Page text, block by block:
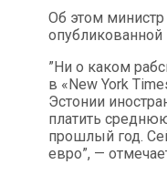
Об этом министр
опубликованной
”Ни о каком
в «New York
Эстонии
платить
прошлый год.
евро”, —